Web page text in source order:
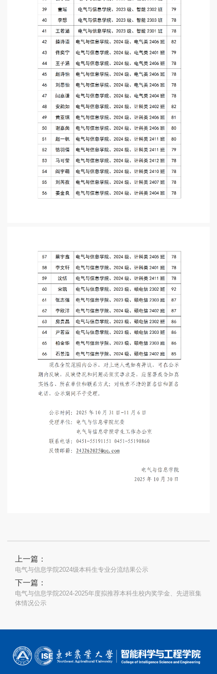
上一篇：
电气与信息学院2024级本科生专业分流结果公示
下一篇：
电气与信息学院2024-2025年度拟推荐本科生校内奖学金、先进班集
体情况公示